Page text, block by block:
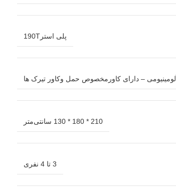
پلی استر190T
– دارای کاورمخصوص حمل وکاور تیرک ها
210 * 180 * 130 سانتی‌متر
3 تا 4 نفری